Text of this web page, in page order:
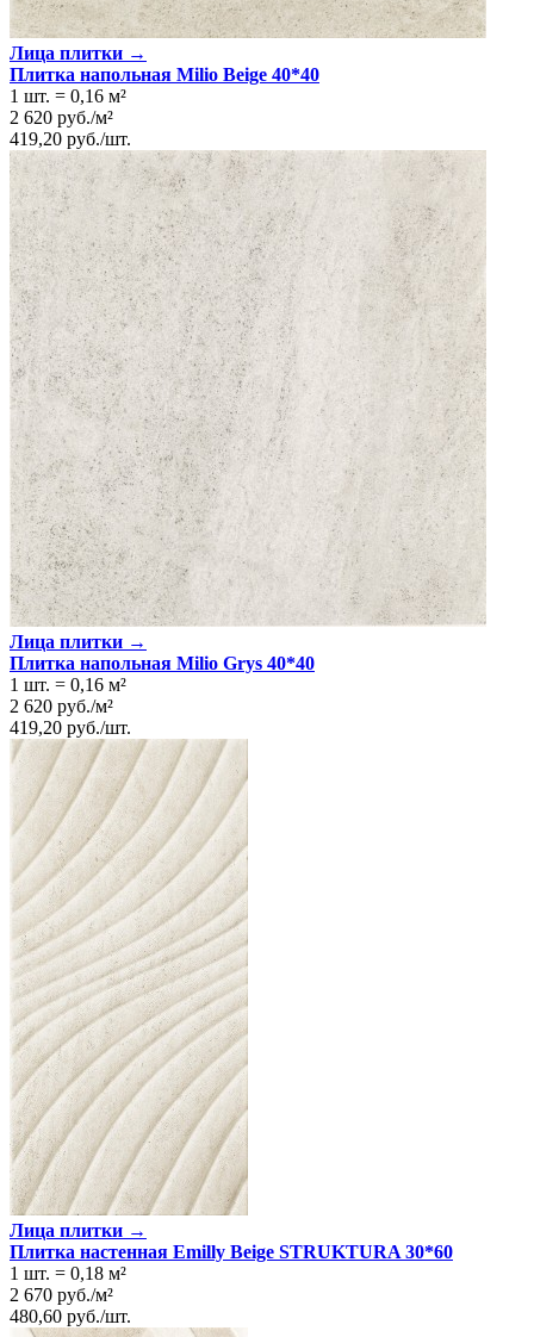
Лица плитки →
Плитка напольная Milio Beige 40*40
1 шт. = 0,16 м²
2 620 руб./м²
419,20 руб./шт.
Лица плитки →
Плитка напольная Milio Grys 40*40
1 шт. = 0,16 м²
2 620 руб./м²
419,20 руб./шт.
Лица плитки →
Плитка настенная Emilly Beige STRUKTURA 30*60
1 шт. = 0,18 м²
2 670 руб./м²
480,60 руб./шт.